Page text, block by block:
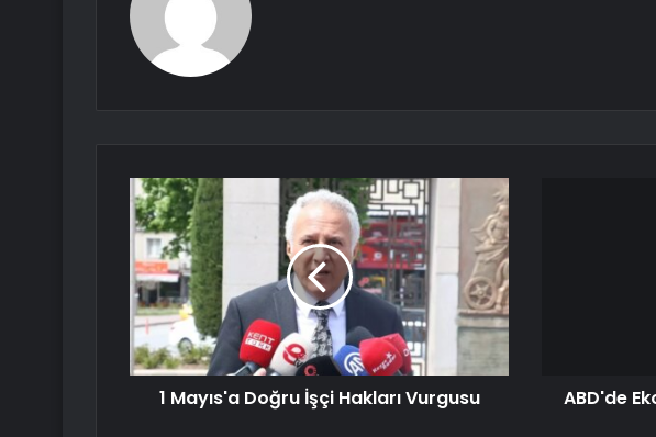
1 Mayıs'a Doğru İşçi Hakları Vurgusu
ABD'de